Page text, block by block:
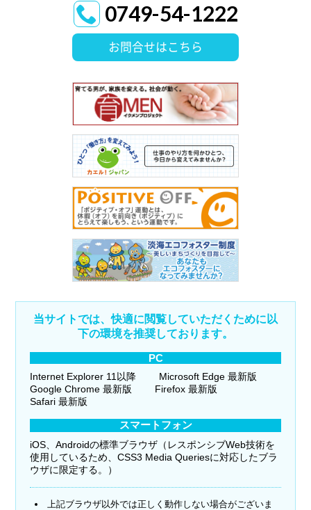
0749-54-1222
お問合せはこちら
当サイトでは、快適に閲覧していただくために以
下の環境を推奨しております。
PC
Internet Explorer 11以降
Microsoft Edge 最新版
Google Chrome 最新版
Firefox 最新版
Safari 最新版
スマートフォン
iOS、Androidの標準ブラウザ（レスポンシブWeb技術を
使用しているため、CSS3 Media Queriesに対応したブラ
ウザに限定する。）
上記ブラウザ以外では正しく動作しない場合がございま